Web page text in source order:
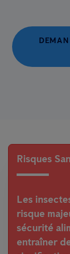
Risques
Les
risque
sécurité
entraîner